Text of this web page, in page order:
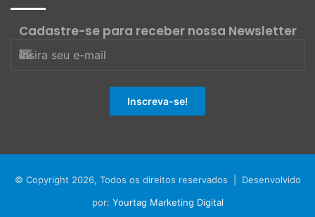
Cadastre-se para receber nossa Newsletter
© Copyright 2026, Todos os direitos reservados | Desenvolvido
por: Yourtag Marketing Digital